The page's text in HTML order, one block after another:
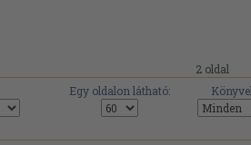
2 oldal
Egy oldalon látható: